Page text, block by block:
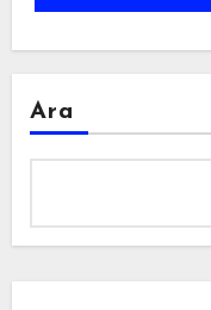
Ara